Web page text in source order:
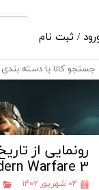
/ ثبت نام
حساب کاربری من
تغییر گذر واژه
خروج از حساب
Warfare 3
۰۴ شهریور ۱۴۰۲